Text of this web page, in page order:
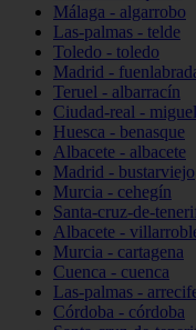
Málaga - algarrobo
Las-palmas - telde
Toledo - toledo
Madrid -
Teruel - albarracín
Ciudad-real -
Huesca - benasque
Albacete - albacete
Madrid - bustarviejo
Murcia - cehegín
Santa-cruz-de-
Albacete -
Murcia - cartagena
Cuenca - cuenca
Las-palmas -
Córdoba - córdoba